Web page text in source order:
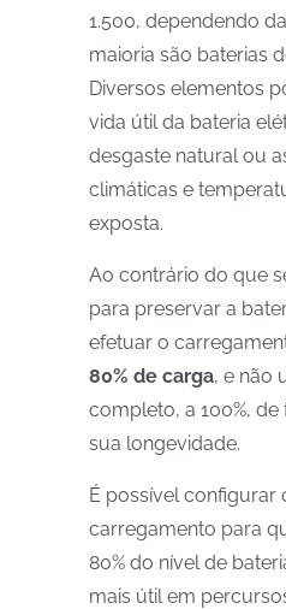
1.500, dependendo
maioria são baterias
Diversos elementos
vida útil da bateria
desgaste natural ou
climáticas e
exposta.
Ao contrário do que
para preservar a
efetuar o
80% de carga, e não
completo, a 100%,
sua longevidade.
É possível configurar
carregamento para
80% do nível de
mais útil em